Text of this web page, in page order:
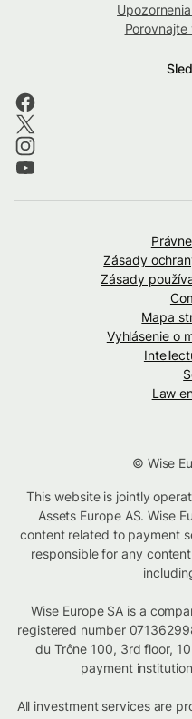
Zásady
Zásady
Mapa
Vyhlásenie o
Law
© Wise
This website is jointly
Assets Europe AS. Wise
content related to payment
responsible for any
Wise Europe SA is a
registered number
du Trône 100, 3rd floor,
payment
All investment services are